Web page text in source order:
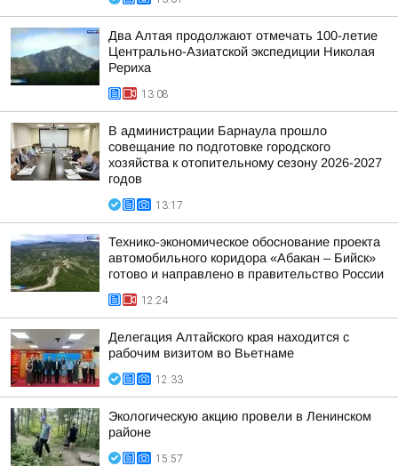
Два Алтая продолжают отмечать 100-летие
Центрально-Азиатской экспедиции Николая
Рериха
13:08
В администрации Барнаула прошло
совещание по подготовке городского
хозяйства к отопительному сезону 2026-2027
годов
13:17
Технико-экономическое обоснование проекта
автомобильного коридора «Абакан – Бийск»
готово и направлено в правительство России
12:24
Делегация Алтайского края находится с
рабочим визитом во Вьетнаме
12:33
Экологическую акцию провели в Ленинском
районе
15:57